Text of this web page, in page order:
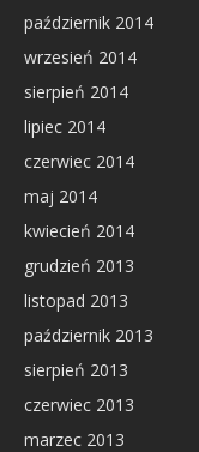
październik 2014
wrzesień 2014
sierpień 2014
lipiec 2014
czerwiec 2014
maj 2014
kwiecień 2014
grudzień 2013
listopad 2013
październik 2013
sierpień 2013
czerwiec 2013
marzec 2013